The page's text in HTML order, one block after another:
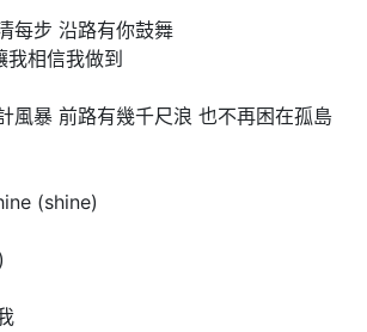
每步 沿路有你鼓舞
相信我做到
風暴 前路有幾千尺浪 也不再困在孤島
(shine)